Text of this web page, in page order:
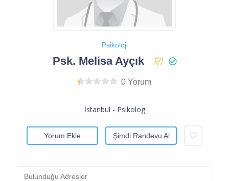
Psikoloji
Psk. Melisa Ayçık
0 Yorum
İstanbul - Psikolog
Yorum Ekle Şimdi Randevu Al
Bulunduğu Adresler